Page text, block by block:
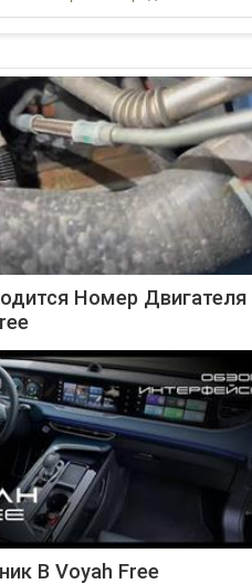
Номер Двигателя
В Voyah Free